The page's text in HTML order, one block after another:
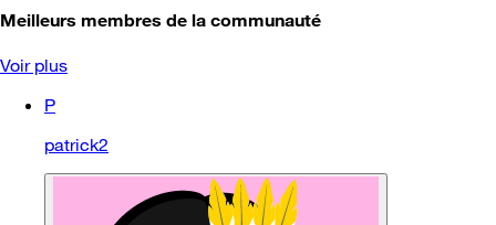
Meilleurs membres de la communauté
Voir plus
P
patrick2